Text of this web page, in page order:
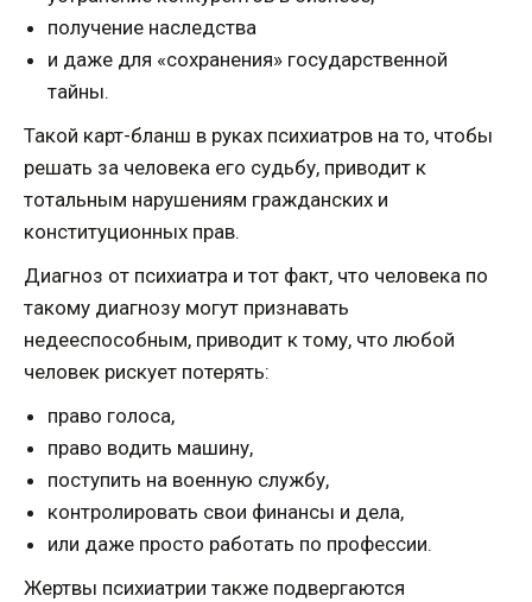
получение наследства
и даже для «сохранения» государственной
тайны.
Такой карт-бланш в руках психиатров на то, чтобы
решать за человека его судьбу, приводит к
тотальным нарушениям гражданских и
конституционных прав.
Диагноз от психиатра и тот факт, что человека по
такому диагнозу могут признавать
недееспособным, приводит к тому, что любой
человек рискует потерять:
право голоса,
право водить машину,
поступить на военную службу,
контролировать свои финансы и дела,
или даже просто работать по профессии.
Жертвы психиатрии также подвергаются